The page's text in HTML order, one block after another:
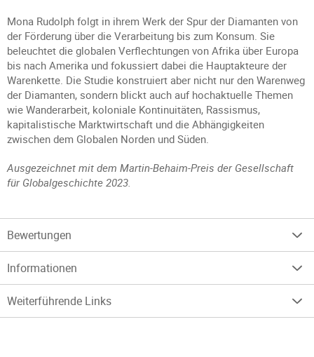
Mona Rudolph folgt in ihrem Werk der Spur der Diamanten von
der Förderung über die Verarbeitung bis zum Konsum. Sie
beleuchtet die globalen Verflechtungen von Afrika über Europa
bis nach Amerika und fokussiert dabei die Hauptakteure der
Warenkette. Die Studie konstruiert aber nicht nur den Warenweg
der Diamanten, sondern blickt auch auf hochaktuelle Themen
wie Wanderarbeit, koloniale Kontinuitäten, Rassismus,
kapitalistische Marktwirtschaft und die Abhängigkeiten
zwischen dem Globalen Norden und Süden.
Ausgezeichnet mit dem Martin-Behaim-Preis der Gesellschaft
für Globalgeschichte 2023.
Bewertungen
Informationen
Weiterführende Links